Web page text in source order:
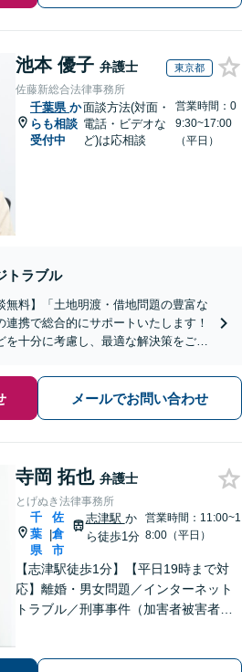
池本 優子 弁護士 東京都
佐藤新総合法律事務所
千葉県 か
らも相談
受付中
面談方法(対面・
電話・ビデオな
ど)は応相談
営業時間：0
9:30~17:00
（平日）
トラブル
無料】「土地明渡・借地問題の豊富な
携で総合的にサポートいたします！
を十分に考慮し、最適な解決策をご提
メールでお問い合わせ
寺岡 拓也 弁護士
とげぬき法律事務所
千
葉
県
|
佐
倉
市
志津駅 か
ら徒歩1分
営業時間：11:00~1
8:00（平日）
【志津駅徒歩1分】【平日19時まで対
応】離婚・男女問題／インターネット
トラブル／刑事事件（加害者被害者含